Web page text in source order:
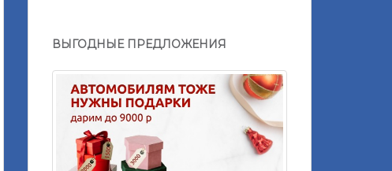
ВЫГОДНЫЕ ПРЕДЛОЖЕНИЯ